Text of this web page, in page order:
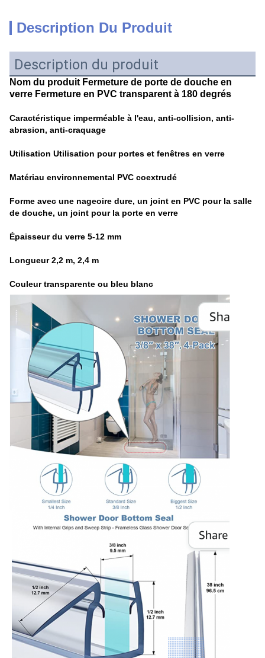
Description Du Produit
Description du produit
Nom du produit Fermeture de porte de douche en
verre Fermeture en PVC transparent à 180 degrés
Caractéristique imperméable à l'eau, anti-collision, anti-
abrasion, anti-craquage
Utilisation Utilisation pour portes et fenêtres en verre
Matériau environnemental PVC coextrudé
Forme avec une nageoire dure, un joint en PVC pour la salle
de douche, un joint pour la porte en verre
Épaisseur du verre 5-12 mm
Longueur 2,2 m, 2,4 m
Couleur transparente ou bleu blanc